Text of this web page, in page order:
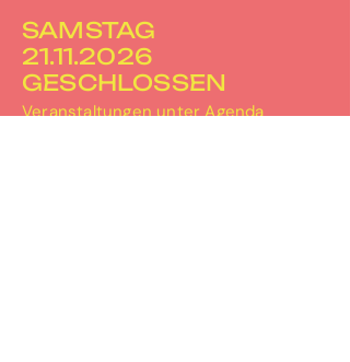
SAMSTAG
21.11.2026
GESCHLOSSEN
Veranstaltungen unterAgenda